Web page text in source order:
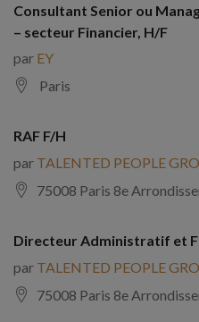
Consultant Senior ou
– secteur Financier, H/F
par EY
Paris
RAF F/H
par TALENTED PEOPLE
75008 Paris 8e
Directeur Administratif et
par TALENTED PEOPLE
75008 Paris 8e